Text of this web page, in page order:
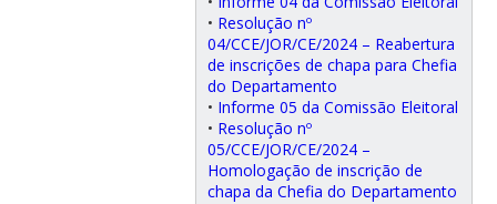
• Resolução nº
04/CCE/JOR/CE/2024 – Reabertura
de inscrições de chapa para Chefia
do Departamento
• Informe 05 da Comissão Eleitoral
• Resolução nº
05/CCE/JOR/CE/2024 –
Homologação de inscrição de
chapa da Chefia do Departamento